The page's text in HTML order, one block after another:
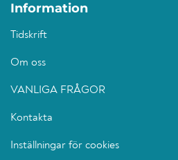
Information
Tidskrift
Om oss
VANLIGA FRÅGOR
Kontakta
Inställningar för cookies